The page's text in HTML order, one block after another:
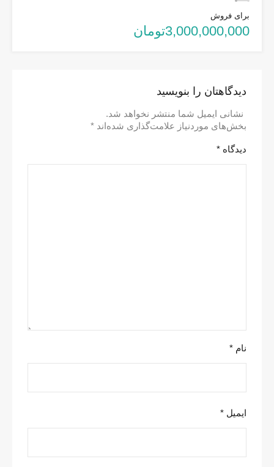
برای فروش
3,000,000,000تومان
دیدگاهتان را بنویسید
نشانی ایمیل شما منتشر نخواهد شد.
بخش‌های موردنیاز علامت‌گذاری شده‌اند *
دیدگاه *
نام *
ایمیل *